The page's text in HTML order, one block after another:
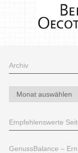
Archiv
Archiv
Empfehlenswerte
GenussBalance –